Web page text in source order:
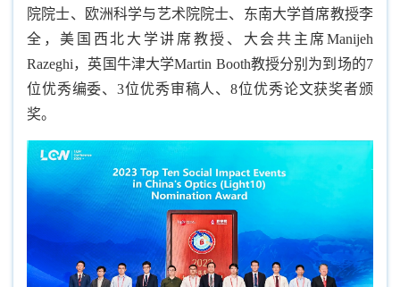
院院士、欧洲科学与艺术院院士、东南大学首席教授李
全，美国西北大学讲席教授、大会共主席Manijeh
Razeghi，英国牛津大学Martin Booth教授分别为到场的7
位优秀编委、3位优秀审稿人、8位优秀论文获奖者颁
奖。